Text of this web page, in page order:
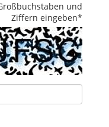
und
Ziffern eingeben*